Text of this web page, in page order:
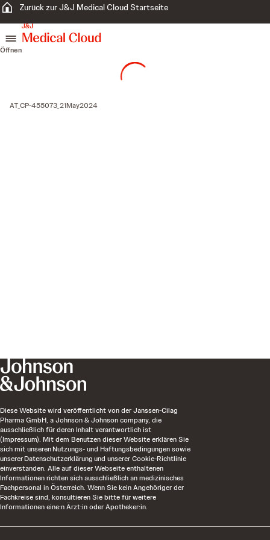
Zurück zur J&J Medical Cloud Startseite
Öffnen
AT_CP-455073_21May2024
Diese Website wird veröffentlicht von der Janssen-Cilag
Pharma GmbH, a Johnson & Johnson company, die
ausschließlich für deren Inhalt verantwortlich ist
(Impressum). Mit dem Benutzen dieser Website erklären Sie
sich mit unseren Nutzungs- und Haftungsbedingungen sowie
unserer Datenschutzerklärung und unserer Cookie-Richtlinie
einverstanden. Alle auf dieser Webseite enthaltenen
Informationen richten sich ausschließlich an medizinisches
Fachpersonal in Österreich. Wenn Sie kein Angehöriger der
Fachkreise sind, konsultieren Sie bitte für weitere
Informationen eine:n Ärzt:in oder Apotheker:in.